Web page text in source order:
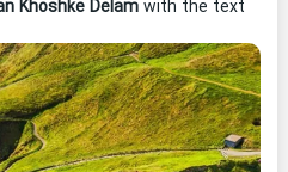
Khoshke Delam with the text